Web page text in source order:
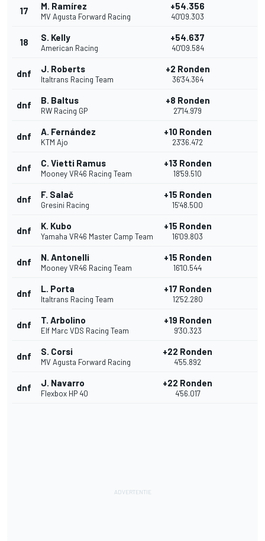
17 M. Ramírez
MV Agusta Forward Racing
+54.356
40'09.303
18 S. Kelly
American Racing
+54.637
40'09.584
dnf J. Roberts
Italtrans Racing Team
+2 Ronden
36'34.364
dnf B. Baltus
RW Racing GP
+8 Ronden
27'14.979
dnf A. Fernández
KTM Ajo
+10 Ronden
23'36.472
dnf C. Vietti Ramus
Mooney VR46 Racing Team
+13 Ronden
18'59.510
dnf F. Salač
Gresini Racing
+15 Ronden
15'48.500
dnf K. Kubo
Yamaha VR46 Master Camp Team
+15 Ronden
16'09.803
dnf N. Antonelli
Mooney VR46 Racing Team
+15 Ronden
16'10.544
dnf L. Porta
Italtrans Racing Team
+17 Ronden
12'52.280
dnf T. Arbolino
Elf Marc VDS Racing Team
+19 Ronden
9'30.323
dnf S. Corsi
MV Agusta Forward Racing
+22 Ronden
4'55.892
dnf J. Navarro
Flexbox HP 40
+22 Ronden
4'56.017